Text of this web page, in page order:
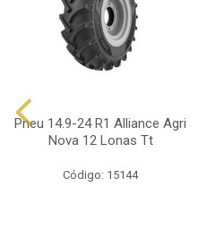
Pneu 14.9-24 R1 Alliance Agri
Nova 12 Lonas Tt
Código: 15144